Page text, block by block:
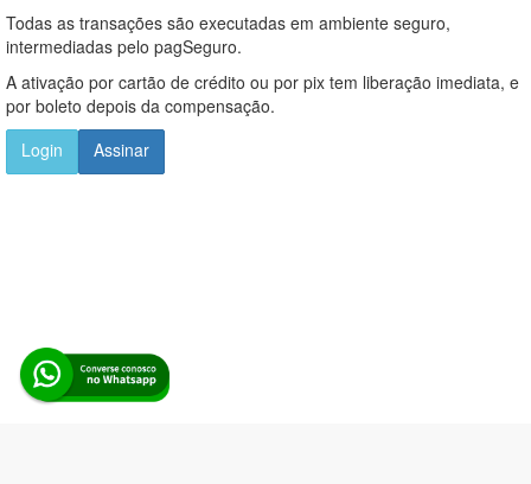
Todas as transações são executadas em ambiente seguro,
intermediadas pelo pagSeguro.
A ativação por cartão de crédito ou por pix tem liberação imediata, e
por boleto depois da compensação.
Login
Assinar